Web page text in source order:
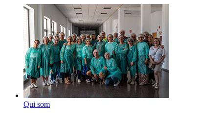
Qui som